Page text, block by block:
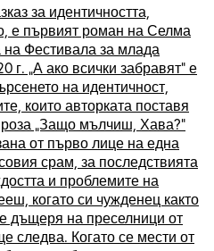
за идентичността,
е първият роман на Селма
Фестивала за млада
г. „А ако всички забравят“ е
на идентичност,
които авторката поставя
„Защо мълчиш, Хава?“
от първо лице на една
срам, за последствията
и проблемите на
когато си чужденец както
е дъщеря на преселници от
следва. Когато се мести от